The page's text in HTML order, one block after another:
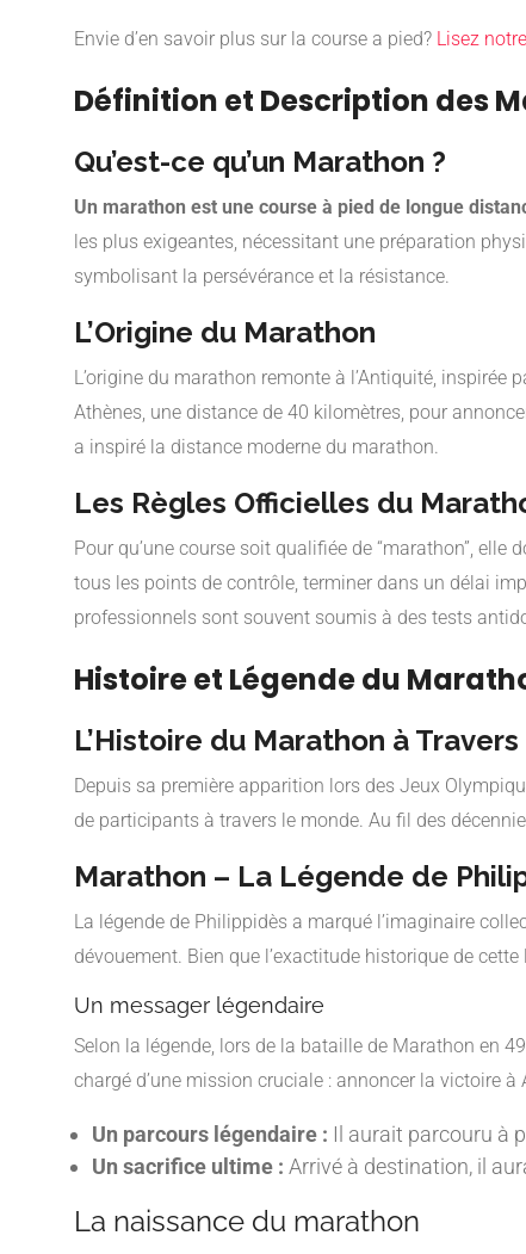
Envie d’en savoir plus sur la course a pied? Lisez
Définition et Description des
Qu’est-ce qu’un Marathon ?
Un marathon est une course à pied de longue
les plus exigeantes, nécessitant une préparation
symbolisant la persévérance et la résistance.
L’Origine du Marathon
L’origine du marathon remonte à l’Antiquité,
Athènes, une distance de 40 kilomètres, pour
a inspiré la distance moderne du marathon.
Les Règles Officielles du
Pour qu’une course soit qualifiée de “marathon”,
tous les points de contrôle, terminer dans un délai
professionnels sont souvent soumis à des tests
Histoire et Légende du
L’Histoire du Marathon à
Depuis sa première apparition lors des Jeux
de participants à travers le monde. Au fil des
Marathon – La Légende de
La légende de Philippidès a marqué l’imaginaire
dévouement. Bien que l’exactitude historique de
Un messager légendaire
Selon la légende, lors de la bataille de Marathon en
chargé d’une mission cruciale : annoncer la victoire à
Un parcours légendaire : Il aurait parcouru à
Un sacrifice ultime : Arrivé à destination, il
La naissance du marathon